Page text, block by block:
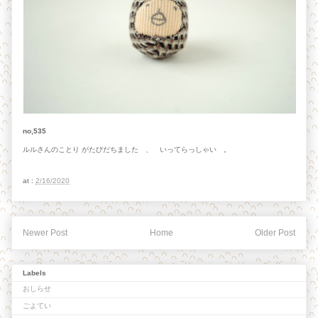
no,535
ルルさんのことり がたびだちました 、 いってらっしゃい 。
at : 2/16/2020
Newer Post Older Post
Home
Labels
おしらせ
ごよてい